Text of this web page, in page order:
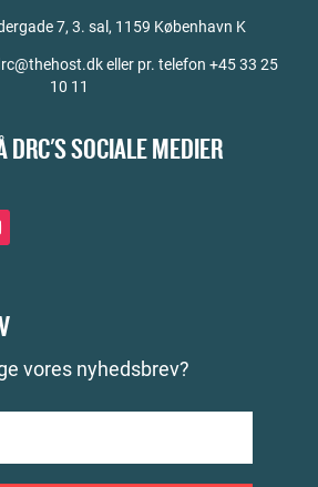
7, 3. sal, 1159 København K
eller pr. telefon +45 33 25
10 11
DRC'S SOCIALE MEDIER
vores nyhedsbrev?